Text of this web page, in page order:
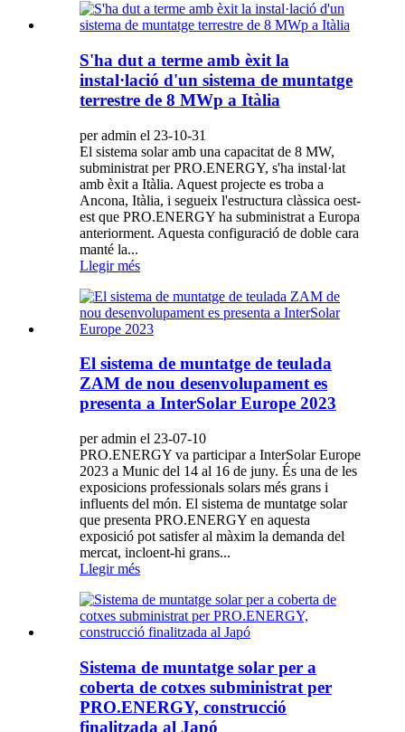
S'ha dut a terme amb èxit la
instal·lació d'un sistema de muntatge
terrestre de 8 MWp a Itàlia
per admin el 23-10-31
El sistema solar amb una capacitat de 8 MW,
subministrat per PRO.ENERGY, s'ha instal·lat
amb èxit a Itàlia. Aquest projecte es troba a
Ancona, Itàlia, i segueix l'estructura clàssica oest-
est que PRO.ENERGY ha subministrat a Europa
anteriorment. Aquesta configuració de doble cara
manté la...
Llegir més
El sistema de muntatge de teulada
ZAM de nou desenvolupament es
presenta a InterSolar Europe 2023
per admin el 23-07-10
PRO.ENERGY va participar a InterSolar Europe
2023 a Munic del 14 al 16 de juny. És una de les
exposicions professionals solars més grans i
influents del món. El sistema de muntatge solar
que presenta PRO.ENERGY en aquesta
exposició pot satisfer al màxim la demanda del
mercat, incloent-hi grans...
Llegir més
Sistema de muntatge solar per a
coberta de cotxes subministrat per
PRO.ENERGY, construcció
finalitzada al Japó